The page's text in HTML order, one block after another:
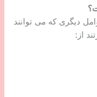
دیگری که می توانند
از: